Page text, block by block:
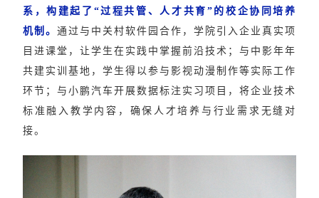
系，构建起 了 “过程共管、人才共育”的校企协同培养
机制。 通过与中关村软件园合作，学院引入企业真实项
目进课堂，让学生在实践中掌握前沿技术；与中影年年
共建实训基地，学生得以参与 影视动漫制作等实际工作
环节；与小鹏汽车开展数据标注实习项目 ，将企业技术
标准融入教学内容，确保人才培养与行业需求无缝对
接。